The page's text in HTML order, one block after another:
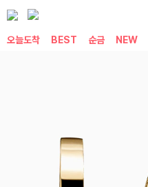
오늘도착 BEST 순금 NEW